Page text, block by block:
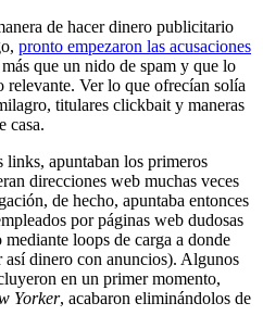
de hacer dinero publicitario
pronto empezaron las acusaciones
que un nido de spam y que lo
relevante. Ver lo que ofrecían solía
titulares clickbait y maneras
casa.
links, apuntaban los primeros
direcciones web muchas veces
de hecho, apuntaba entonces
por páginas web dudosas
loops de carga a donde
así dinero con anuncios). Algunos
en un primer momento,
Yorker, acabaron eliminándolos de